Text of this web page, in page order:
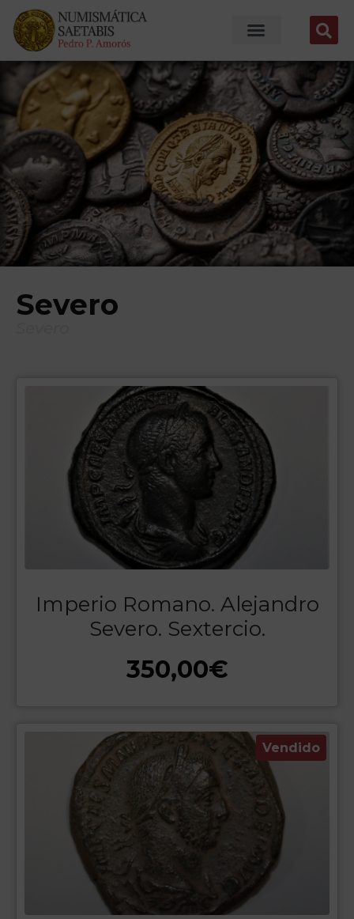
Severo
Imperio Romano. Alejandro
Severo. Sextercio.
350,00€
Vendido